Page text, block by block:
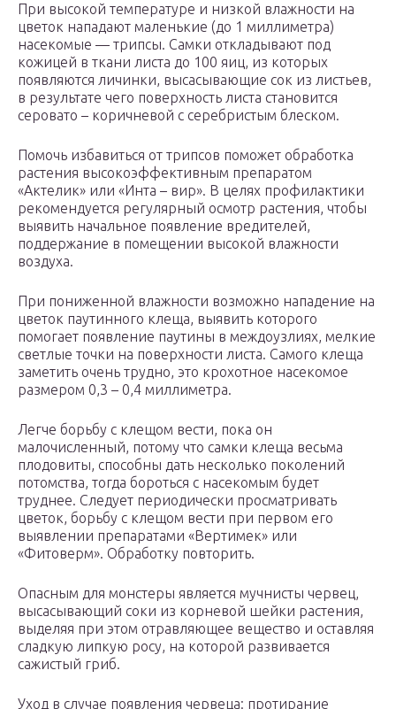
При высокой температуре и низкой влажности на
цветок нападают маленькие (до 1 миллиметра)
насекомые — трипсы. Самки откладывают под
кожицей в ткани листа до 100 яиц, из которых
появляются личинки, высасывающие сок из листьев,
в результате чего поверхность листа становится
серовато – коричневой с серебристым блеском.
Помочь избавиться от трипсов поможет обработка
растения высокоэффективным препаратом
«Актелик» или «Инта – вир». В целях профилактики
рекомендуется регулярный осмотр растения, чтобы
выявить начальное появление вредителей,
поддержание в помещении высокой влажности
воздуха.
При пониженной влажности возможно нападение на
цветок паутинного клеща, выявить которого
помогает появление паутины в междоузлиях, мелкие
светлые точки на поверхности листа. Самого клеща
заметить очень трудно, это крохотное насекомое
размером 0,3 – 0,4 миллиметра.
Легче борьбу с клещом вести, пока он
малочисленный, потому что самки клеща весьма
плодовиты, способны дать несколько поколений
потомства, тогда бороться с насекомым будет
труднее. Следует периодически просматривать
цветок, борьбу с клещом вести при первом его
выявлении препаратами «Вертимек» или
«Фитоверм». Обработку повторить.
Опасным для монстеры является мучнисты червец,
высасывающий соки из корневой шейки растения,
выделяя при этом отравляющее вещество и оставляя
сладкую липкую росу, на которой развивается
сажистый гриб.
Уход в случае появления червеца: протирание